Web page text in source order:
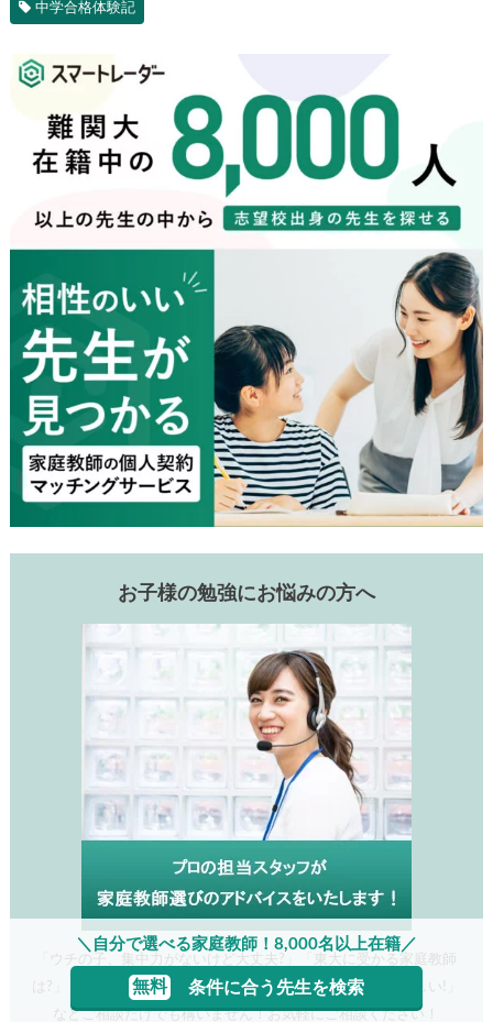
中学合格体験記
お子様の勉強にお悩みの方へ
「ウチの子、集中力がないけど大丈夫?」「東大に受かる家庭教師
は?」 「今度の定期試験まで時間がない！すぐに対策してほしい!」
などご相談だけでも構いません！お気軽にご相談ください！
＼自分で選べる家庭教師！8,000名以上在籍／
無料 条件に合う先生を検索